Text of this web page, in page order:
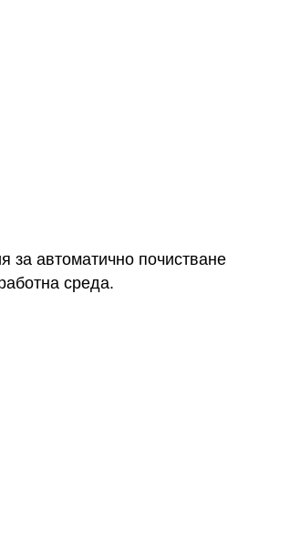
за автоматично почистване
среда.